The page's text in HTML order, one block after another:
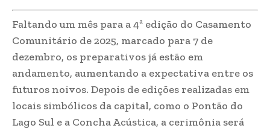
Faltando um mês para a 4ª edição do Casamento
Comunitário de 2025, marcado para 7 de
dezembro, os preparativos já estão em
andamento, aumentando a expectativa entre os
futuros noivos. Depois de edições realizadas em
locais simbólicos da capital, como o Pontão do
Lago Sul e a Concha Acústica, a cerimônia será